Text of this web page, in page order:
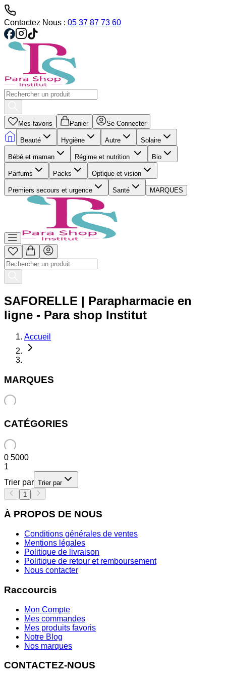
Contactez Nous : 05 37 87 73 60
Mes favoris Panier Se Connecter
Beauté Hygiène Autre Solaire
Bébé et maman Régime et nutrition Bio
Parfums Packs Optique et vision
Premiers secours et urgence Santé MARQUES
SAFORELLE | Parapharmacie en
ligne - Para shop Institut
Accueil
MARQUES
CATÉGORIES
0 5000
1
Trier par Trier par
1
À PROPOS DE NOUS
Conditions générales de ventes
Mentions légales
Politique de livraison
Politique de retour et remboursement
Nous contacter
Raccourcis
Mon Compte
Mes commandes
Mes produits favoris
Notre Blog
Nos marques
CONTACTEZ-NOUS